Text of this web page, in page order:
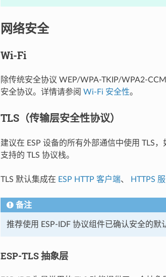
网络安全
Wi-Fi
除传统安全协议 WEP/WPA-TKIP/WPA2-
安全协议。详情请参阅 Wi-Fi 安全性。
TLS（传输层安全性协议）
建议在 ESP 设备的所有外部通信中使用 TLS，
支持的 TLS 协议栈。
TLS 默认集成在 ESP HTTP 客户端、 HTTPS
备注
推荐使用 ESP-IDF 协议组件已确认安全的默
ESP-TLS 抽象层